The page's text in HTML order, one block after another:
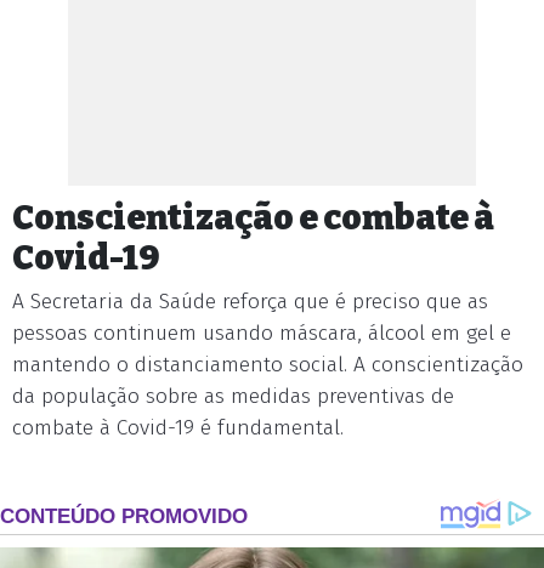
Conscientização e combate à
Covid-19
A Secretaria da Saúde reforça que é preciso que as
pessoas continuem usando máscara, álcool em gel e
mantendo o distanciamento social. A conscientização
da população sobre as medidas preventivas de
combate à Covid-19 é fundamental.